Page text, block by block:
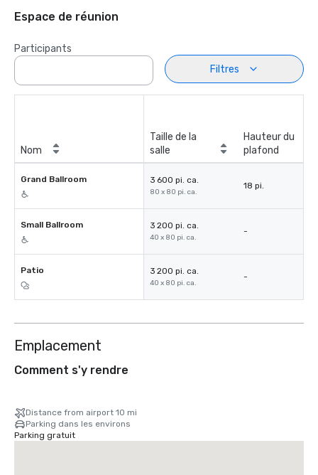
Espace de réunion
Participants
Filtres
Nom
Taille de la
salle
Hauteur du
plafond
Grand Ballroom 3 600 pi. ca.
80 x 80 pi. ca.
18 pi.
Small Ballroom 3 200 pi. ca.
40 x 80 pi. ca.
-
Patio 3 200 pi. ca.
40 x 80 pi. ca.
-
Emplacement
Comment s'y rendre
Distance from airport 10 mi
Parking dans les environs
Parking gratuit